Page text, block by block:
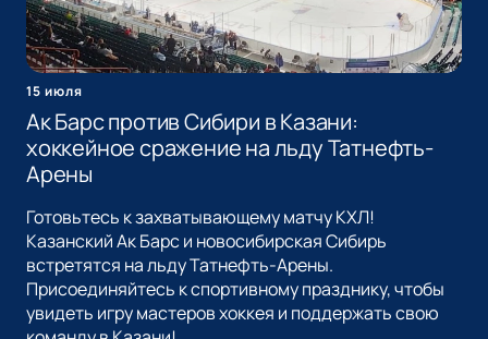
15 июля
Ак Барс против Сибири в Казани:
хоккейное сражение на льду Татнефть-
Арены
Готовьтесь к захватывающему матчу КХЛ!
Казанский Ак Барс и новосибирская Сибирь
встретятся на льду Татнефть-Арены.
Присоединяйтесь к спортивному празднику, чтобы
увидеть игру мастеров хоккея и поддержать свою